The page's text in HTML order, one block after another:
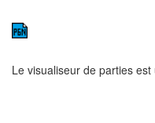
Le visualiseur de parties